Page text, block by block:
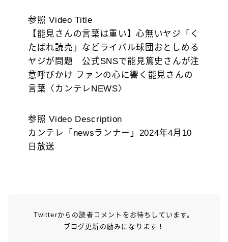
参照 Video Title
【能見さんの言葉は重い】心無いヤジ「く
たばれ読売」などライバル球団おとしめる
ヤジが問題 公式SNSで能見篤史さんが注
意呼びかけ ファンの心に響く能見さんの
言葉〈カンテレNEWS〉
参照 Video Description
カンテレ「newsランナー」2024年4月10
日放送
Twitterからの読者コメントをお待ちしています。
ブログ更新の励みになります！